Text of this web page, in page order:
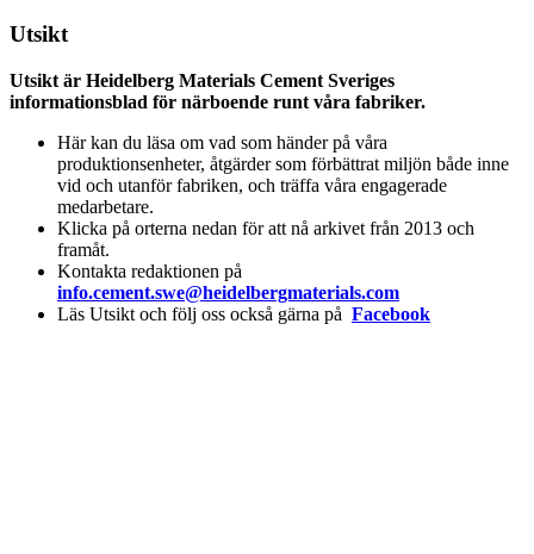
Utsikt
Utsikt är Heidelberg Materials Cement Sveriges
informationsblad för närboende runt våra fabriker.
Här kan du läsa om vad som händer på våra
produktionsenheter, åtgärder som förbättrat miljön både inne
vid och utanför fabriken, och träffa våra engagerade
medarbetare.
Klicka på orterna nedan för att nå arkivet från 2013 och
framåt.
Kontakta redaktionen på
info.cement.swe@heidelbergmaterials.com
Läs Utsikt och följ oss också gärna på Facebook